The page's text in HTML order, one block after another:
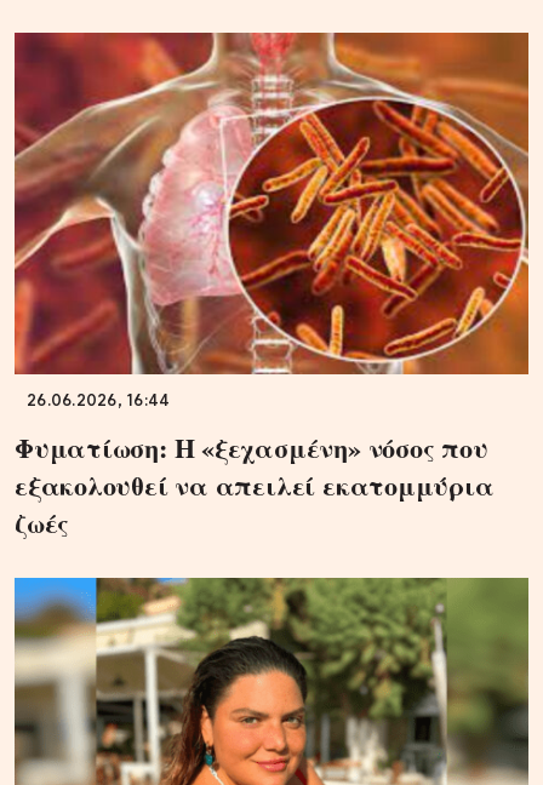
26.06.2026, 16:44
Φυματίωση: Η «ξεχασμένη» νόσος που
εξακολουθεί να απειλεί εκατομμύρια
ζωές